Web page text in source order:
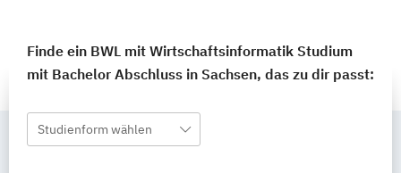
Finde ein BWL mit Wirtschaftsinformatik Studium
mit Bachelor Abschluss in Sachsen, das zu dir passt:
Studienform wählen